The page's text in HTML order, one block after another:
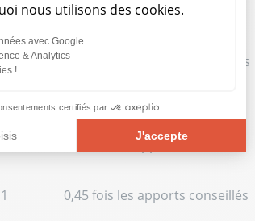
nous utilisons des cookies.
avec Google
& Analytics
!
certifiés par
J'accepte
permet d'adapter et de gérer vos
à
conseillés pour une cuillère à
3 à 4 fois les apports conseillés
3 fois les apports conseillés
0,7 fois les apports conseillés
0,45 fois les apports conseillés